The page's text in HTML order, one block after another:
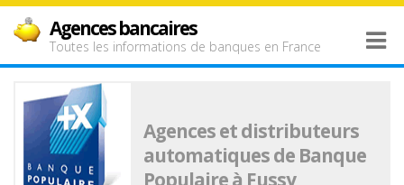
Agences bancaires
Toutes les informations de banques en France
Agences et distributeurs
automatiques de Banque
Populaire à Fussy